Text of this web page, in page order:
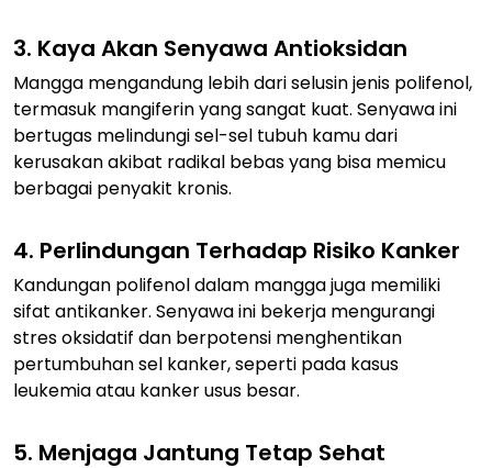
3. Kaya Akan Senyawa Antioksidan
Mangga mengandung lebih dari selusin jenis polifenol,
termasuk mangiferin yang sangat kuat. Senyawa ini
bertugas melindungi sel-sel tubuh kamu dari
kerusakan akibat radikal bebas yang bisa memicu
berbagai penyakit kronis.
4. Perlindungan Terhadap Risiko Kanker
Kandungan polifenol dalam mangga juga memiliki
sifat antikanker. Senyawa ini bekerja mengurangi
stres oksidatif dan berpotensi menghentikan
pertumbuhan sel kanker, seperti pada kasus
leukemia atau kanker usus besar.
5. Menjaga Jantung Tetap Sehat